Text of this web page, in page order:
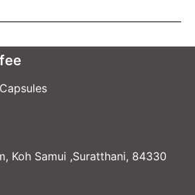
Koh Samui ,Suratthani, 84330